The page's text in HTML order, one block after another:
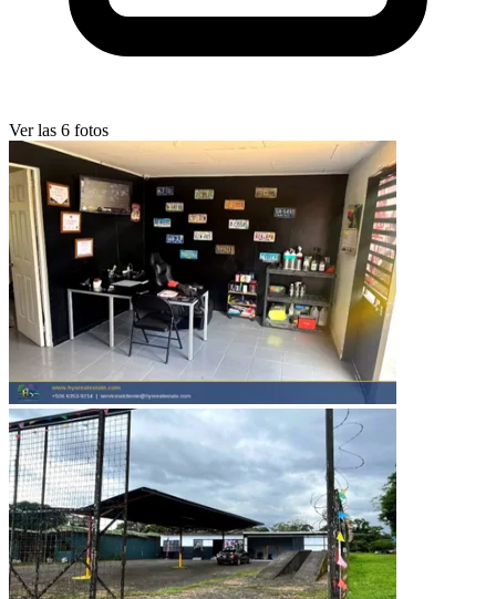
Ver las 6 fotos